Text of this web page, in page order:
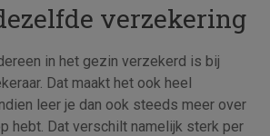
verzekering
in het gezin verzekerd is bij
Dat maakt het ook heel
leer je dan ook steeds meer over
hebt. Dat verschilt namelijk sterk per